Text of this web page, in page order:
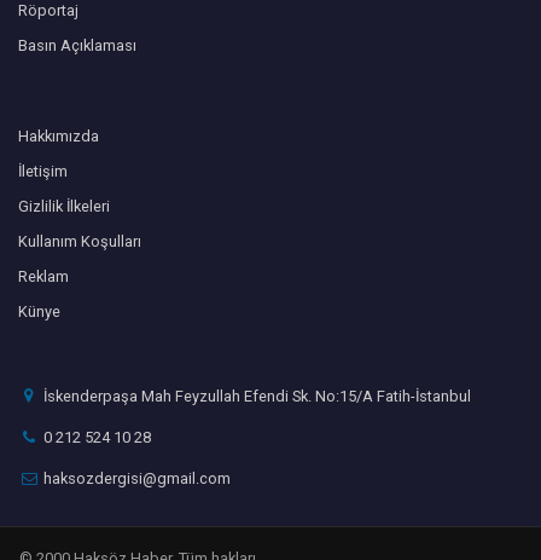
Röportaj
Basın Açıklaması
Hakkımızda
İletişim
Gizlilik İlkeleri
Kullanım Koşulları
Reklam
Künye
İskenderpaşa Mah Feyzullah Efendi Sk. No:15/A Fatih-İstanbul
0 212 524 10 28
haksozdergisi@gmail.com